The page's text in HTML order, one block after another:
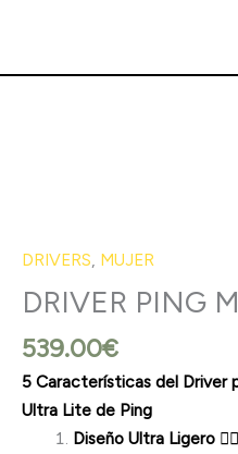
contenido
DRIVERS, MUJER
DRIVER PING
539.00€
5 Características del Driver
Ultra Lite de Ping
Diseño Ultra Ligero🏌️‍♀️